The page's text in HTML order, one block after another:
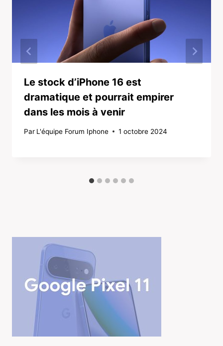
Le stock d’iPhone 16 est
dramatique et pourrait empirer
dans les mois à venir
Par L'équipe Forum Iphone 1 octobre 2024